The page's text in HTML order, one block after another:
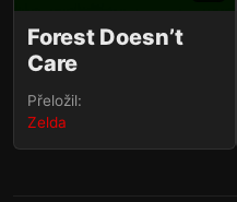
Forest Doesn’t
Care
Přeložil:
Zelda